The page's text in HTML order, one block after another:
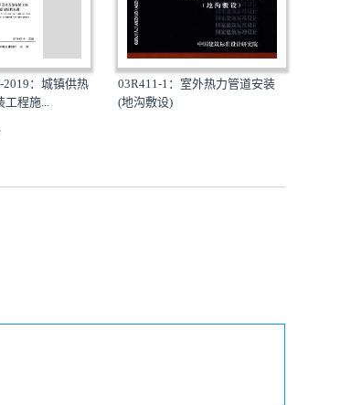
2019：城镇供热
程施...
03R411-1：室外热力管道安装
(地沟敷设)